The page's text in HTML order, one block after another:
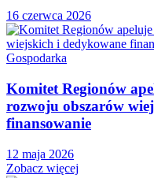
16 czerwca 2026
Gospodarka
Komitet Regionów
rozwoju obszarów
finansowanie
12 maja 2026
Zobacz więcej